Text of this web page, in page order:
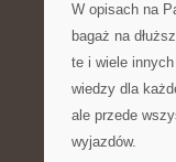
W opisach na
bagaż na
te i wiele
wiedzy dla
ale przede
wyjazdów.